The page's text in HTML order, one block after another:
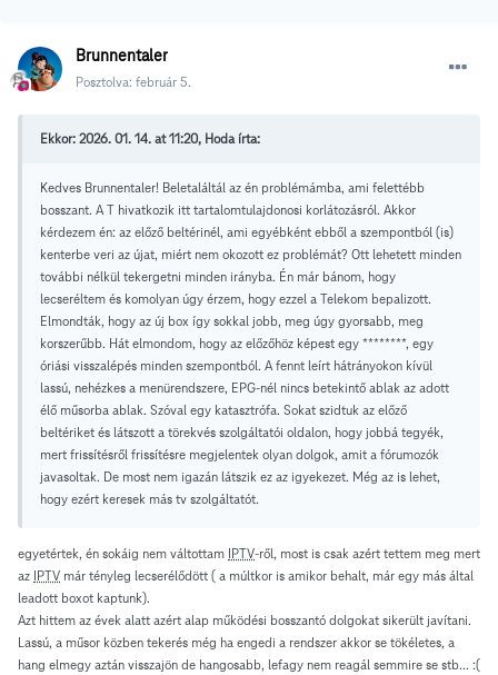
Brunnentaler
Posztolva: február 5.
Ekkor: 2026. 01. 14. at 11:20, Hoda írta:
Kedves Brunnentaler! Beletaláltál az én problémámba, ami felettébb
bosszant. A T hivatkozik itt tartalomtulajdonosi korlátozásról. Akkor
kérdezem én: az előző beltérinél, ami egyébként ebből a szempontból (is)
kenterbe veri az újat, miért nem okozott ez problémát? Ott lehetett minden
további nélkül tekergetni minden irányba. Én már bánom, hogy
lecseréltem és komolyan úgy érzem, hogy ezzel a Telekom bepalizott.
Elmondták, hogy az új box így sokkal jobb, meg úgy gyorsabb, meg
korszerűbb. Hát elmondom, hogy az előzőhöz képest egy ********, egy
óriási visszalépés minden szempontból. A fennt leírt hátrányokon kívül
lassú, nehézkes a menürendszere, EPG-nél nincs betekintő ablak az adott
élő műsorba ablak. Szóval egy katasztrófa. Sokat szidtuk az előző
beltériket és látszott a törekvés szolgáltatói oldalon, hogy jobbá tegyék,
mert frissítésről frissítésre megjelentek olyan dolgok, amit a fórumozók
javasoltak. De most nem igazán látszik ez az igyekezet. Még az is lehet,
hogy ezért keresek más tv szolgáltatót.
egyetértek, én sokáig nem váltottam IPTV-ről, most is csak azért tettem meg mert
az IPTV már tényleg lecserélődött ( a múltkor is amikor behalt, már egy más által
leadott boxot kaptunk).
Azt hittem az évek alatt azért alap működési bosszantó dolgokat sikerült javítani.
Lassú, a műsor közben tekerés még ha engedi a rendszer akkor se tökéletes, a
hang elmegy aztán visszajön de hangosabb, lefagy nem reagál semmire se stb... :(